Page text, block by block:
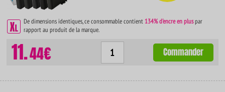
De dimensions identiques, ce consommable contient 134% d'encre en pluspar
rapport au produit de la marque.
11.44€ Commander